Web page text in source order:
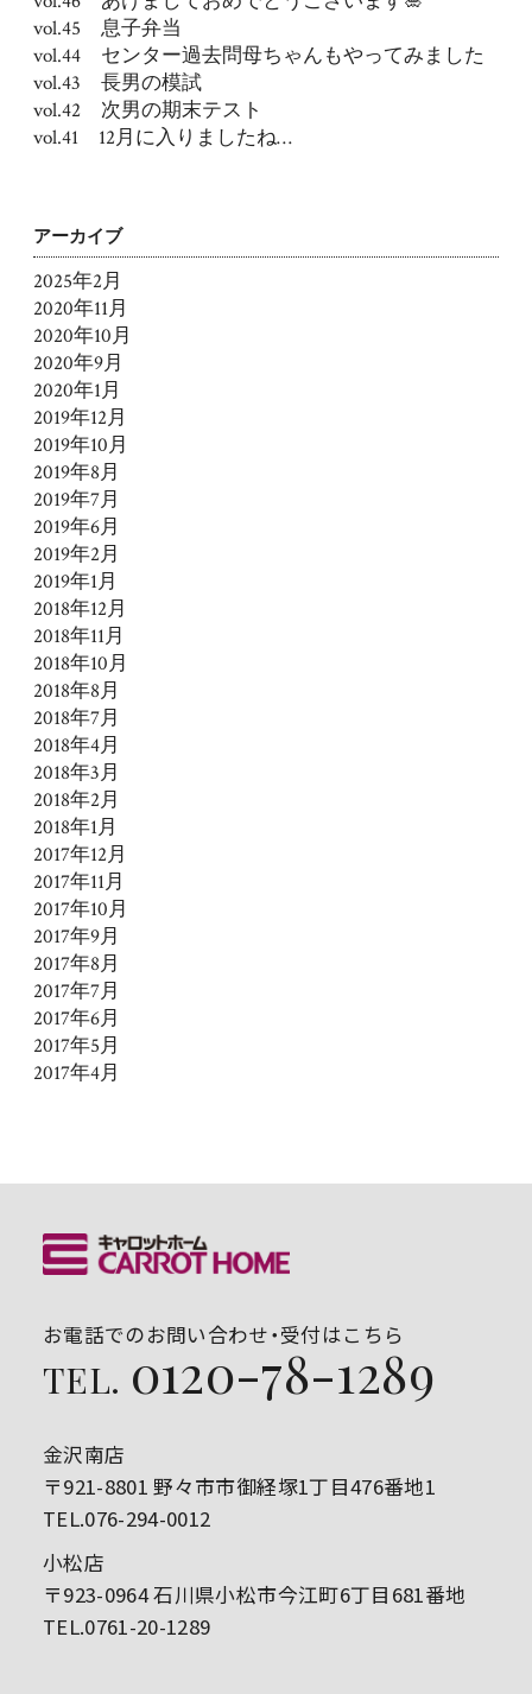
vol.45 息子弁当
vol.44 センター過去問母ちゃんもやってみました
vol.43 長男の模試
vol.42 次男の期末テスト
vol.41 12月に入りましたね…
アーカイブ
2025年2月
2020年11月
2020年10月
2020年9月
2020年1月
2019年12月
2019年10月
2019年8月
2019年7月
2019年6月
2019年2月
2019年1月
2018年12月
2018年11月
2018年10月
2018年8月
2018年7月
2018年4月
2018年3月
2018年2月
2018年1月
2017年12月
2017年11月
2017年10月
2017年9月
2017年8月
2017年7月
2017年6月
2017年5月
2017年4月
お電話でのお問い合わせ・受付はこちら
TEL. 0120-78-1289
金沢南店
〒921-8801 野々市市御経塚1丁目476番地1
TEL.076-294-0012
小松店
〒923-0964 石川県小松市今江町6丁目681番地
TEL.0761-20-1289